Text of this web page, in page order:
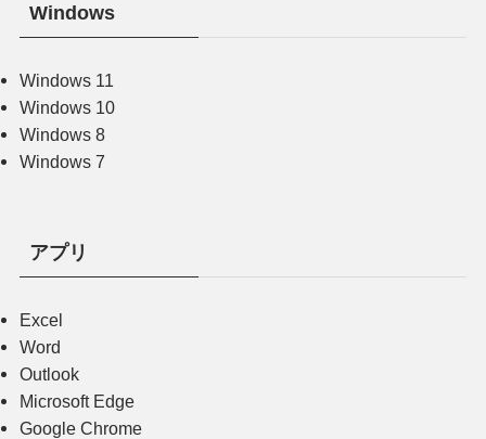
Windows
Windows 11
Windows 10
Windows 8
Windows 7
アプリ
Excel
Word
Outlook
Microsoft Edge
Google Chrome